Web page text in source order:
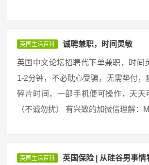
英国生活百科 诚聘兼职，时间灵敏
英国中文论坛招聘代下单兼职，时间
1-2分钟，不必耽心受骗，无需垫付，
碎片时间，一部手机便可操作，天天
（不诚勿扰） 有兴致的加微信理解：
英国生活百科
英国保险 | 从硅谷男事情